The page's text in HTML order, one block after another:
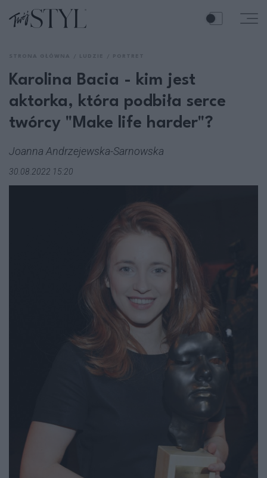
Karolina Bacia - kim jest
aktorka, która podbiła serce
twórcy "Make life harder"?
Joanna Andrzejewska-Sarnowska
30.08.2022 15:20